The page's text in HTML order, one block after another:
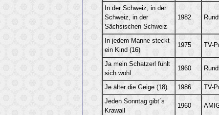
In der Schweiz, in der
Schweiz, in der
Sächsischen Schweiz
1982
In jedem Manne steckt
ein Kind (16)
1975 TV-
Ja mein Schatzerl fühlt
sich wohl
1960
Je älter die Geige (18) 1986 TV-
Jeden Sonntag gibt´s
Krawall
1960